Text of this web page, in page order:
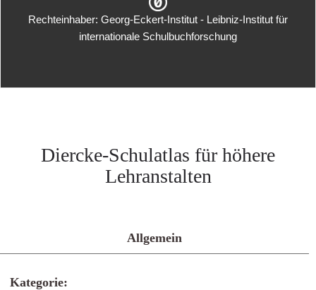
Rechteinhaber: Georg-Eckert-Institut - Leibniz-Institut für
internationale Schulbuchforschung
Diercke-Schulatlas für höhere
Lehranstalten
Allgemein
Kategorie: